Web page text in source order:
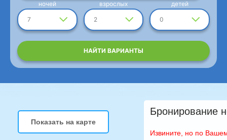
7
ночей
2
взрослых
0
детей
НАЙТИ ВАРИАНТЫ
Показать на карте
Бронирование
Извините, но по